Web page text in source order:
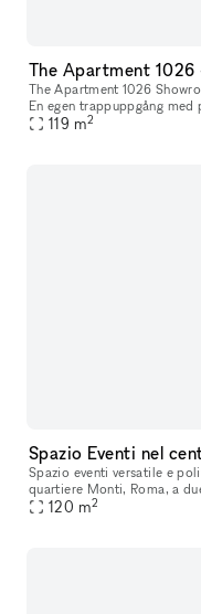
The Apartment 1026 Showroom - Unik ”Berlinsk” lägenhet i Gamla Stan.
En egen trappuppgång
i
119 m2
Spazio Eventi nel
Spazio eventi versatile e
quartiere Monti, Roma, a
due livelli si affacciano in
120 m2